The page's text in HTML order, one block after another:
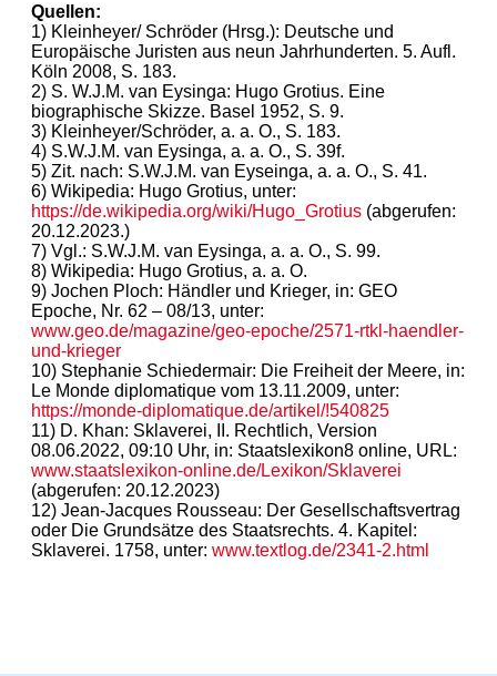
Quellen:
1) Kleinheyer/ Schröder (Hrsg.): Deutsche und
Europäische Juristen aus neun Jahrhunderten. 5. Aufl.
Köln 2008, S. 183.
2) S. W.J.M. van Eysinga: Hugo Grotius. Eine
biographische Skizze. Basel 1952, S. 9.
3) Kleinheyer/Schröder, a. a. O., S. 183.
4) S.W.J.M. van Eysinga, a. a. O., S. 39f.
5) Zit. nach: S.W.J.M. van Eyseinga, a. a. O., S. 41.
6) Wikipedia: Hugo Grotius, unter:
https://de.wikipedia.org/wiki/Hugo_Grotius (abgerufen:
20.12.2023.)
7) Vgl.: S.W.J.M. van Eysinga, a. a. O., S. 99.
8) Wikipedia: Hugo Grotius, a. a. O.
9) Jochen Ploch: Händler und Krieger, in: GEO
Epoche, Nr. 62 – 08/13, unter:
www.geo.de/magazine/geo-epoche/2571-rtkl-haendler-
und-krieger
10) Stephanie Schiedermair: Die Freiheit der Meere, in:
Le Monde diplomatique vom 13.11.2009, unter:
https://monde-diplomatique.de/artikel/!540825
11) D. Khan: Sklaverei, II. Rechtlich, Version
08.06.2022, 09:10 Uhr, in: Staatslexikon8 online, URL:
www.staatslexikon-online.de/Lexikon/Sklaverei
(abgerufen: 20.12.2023)
12) Jean-Jacques Rousseau: Der Gesellschaftsvertrag
oder Die Grundsätze des Staatsrechts. 4. Kapitel:
Sklaverei. 1758, unter: www.textlog.de/2341-2.html